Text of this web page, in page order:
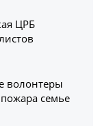
ЦРБ
волонтеры
семье